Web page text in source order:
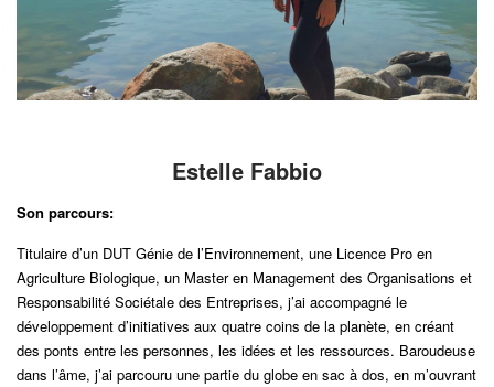
Estelle Fabbio
Son parcours:
Titulaire d’un DUT Génie de l’Environnement, une Licence Pro en
Agriculture Biologique, un Master en Management des Organisations et
Responsabilité Sociétale des Entreprises, j’ai accompagné le
développement d’initiatives aux quatre coins de la planète, en créant
des ponts entre les personnes, les idées et les ressources. Baroudeuse
dans l’âme, j’ai parcouru une partie du globe en sac à dos, en m’ouvrant